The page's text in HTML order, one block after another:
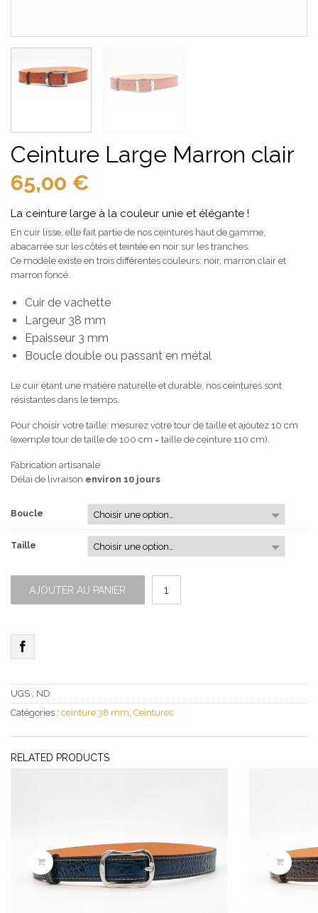
Ceinture Large Marron clair
65,00 €
La ceinture large à la couleur unie et élégante !
En cuir lisse, elle fait partie de nos ceintures haut de gamme,
abacarrée sur les côtés et teintée en noir sur les tranches.
Ce modèle existe en trois différentes couleurs: noir, marron clair et
marron foncé.
Cuir de vachette
Largeur 38 mm
Epaisseur 3 mm
Boucle double ou passant en métal
Le cuir étant une matière naturelle et durable, nos ceintures sont
résistantes dans le temps.
Pour choisir votre taille: mesurez votre tour de taille et ajoutez 10 cm
(exemple tour de taille de 100 cm = taille de ceinture 110 cm).
Fabrication artisanale
Délai de livraison environ 10 jours
Boucle
Taille
AJOUTER AU PANIER
quantité
Ceinture
clair
UGS : ND
Catégories : ceinture 38 mm Ceintures
RELATED PRODUCTS